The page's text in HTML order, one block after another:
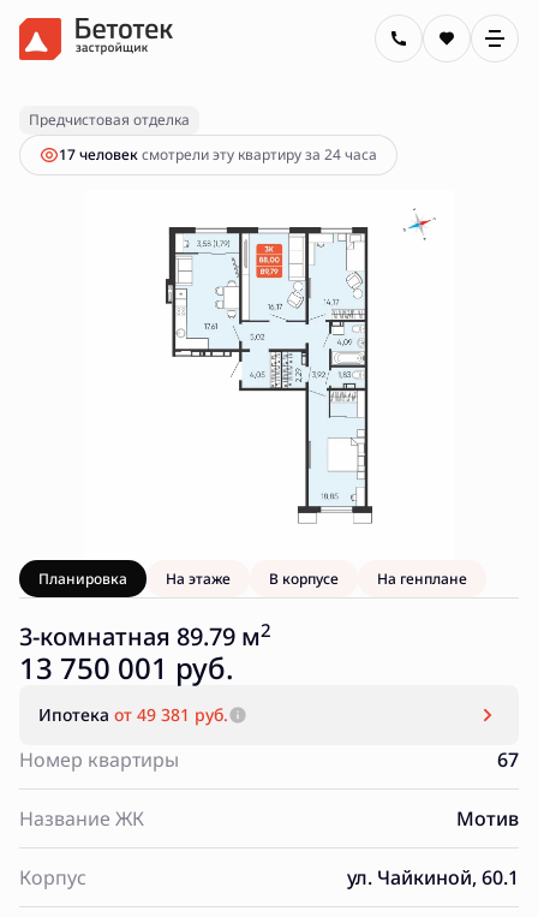
3-комнатная89.79 м 13 750 001 руб.
Ипотекаот 49 381 руб.
Предчистовая отделка
17 человексмотрели эту квартиру за 24 часа
Планировка На этаже В корпусе На генплане
3-комнатная 89.79 м2
13 750 001 руб.
Ипотека от 49 381 руб.
Номер квартиры 67
Название ЖК Мотив
Корпус ул. Чайкиной, 60.1